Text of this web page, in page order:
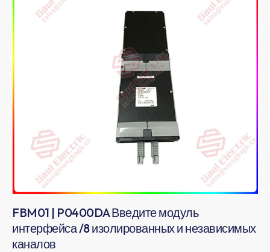
FBM01 | P0400DA Введите модуль
интерфейса /8 изолированных и независимых
каналов